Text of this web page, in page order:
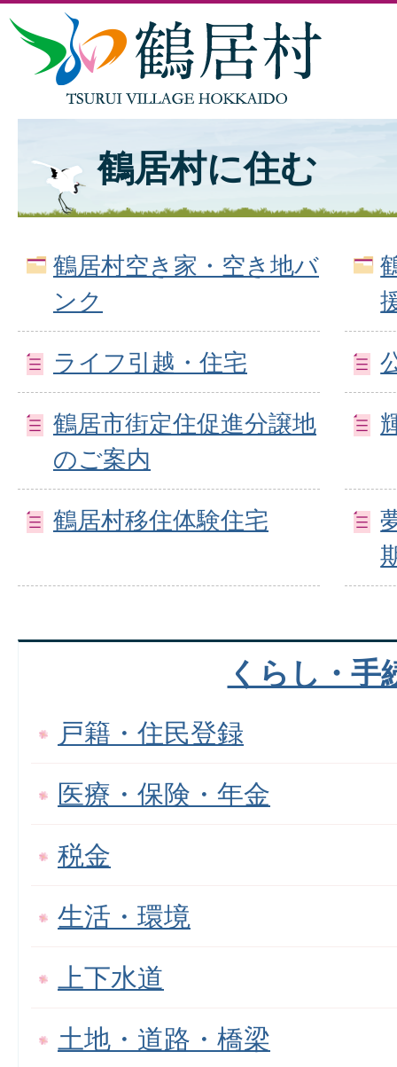
鶴居村に住む
鶴居村空き家・空き地バ
ンク
ライフ引越・住宅
鶴居市街定住促進分譲地
のご案内
鶴居村移住体験住宅
くらし・手
戸籍・住民登録
医療・保険・年金
税金
生活・環境
上下水道
土地・道路・橋梁